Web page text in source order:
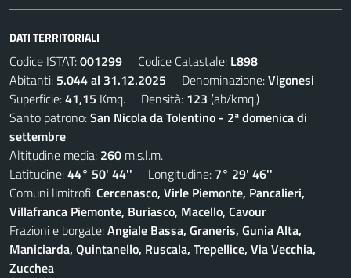
DATI TERRITORIALI
Codice ISTAT:001299 Codice Catastale: L898
Abitanti: 5.044 al 31.12.2025 Denominazione:Vigonesi
Superficie:41,15 Kmq. Densità: 123 (ab/kmq.)
Santo patrono:San Nicola da Tolentino - 2ª domenica di
settembre
Altitudine media: 260 m.s.l.m.
Latitudine:44° 50' 44'' Longitudine: 7° 29' 46''
Comuni limitrofi:Cercenasco, Virle Piemonte, Pancalieri,
Villafranca Piemonte, Buriasco, Macello, Cavour
Frazioni e borgate:Angiale Bassa, Graneris, Gunia Alta,
Maniciarda, Quintanello, Ruscala, Trepellice, Via Vecchia,
Zucchea